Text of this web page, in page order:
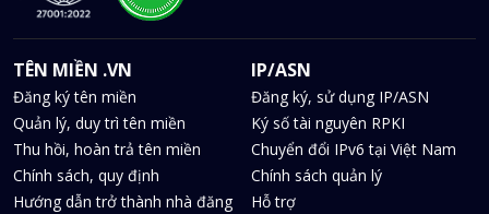
TÊN MIỀN .VN
Đăng ký tên miền
Quản lý, duy trì tên miền
Thu hồi, hoàn trả tên miền
Chính sách, quy định
Hướng dẫn trở thành nhà đăng
IP/ASN
Đăng ký, sử dụng IP/ASN
Ký số tài nguyên RPKI
Chuyển đổi IPv6 tại Việt Nam
Chính sách quản lý
Hỗ trợ